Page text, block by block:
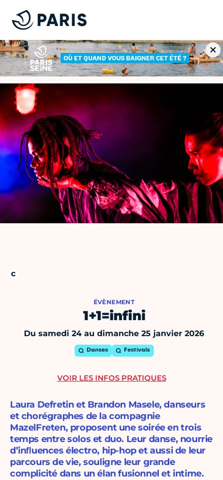
ÉVÈNEMENT
1+1=infini
Du samedi 24 au dimanche 25 janvier 2026
Danses Festivals
Laura Defretin et Brandon Masele, danseurs
et chorégraphes de la compagnie
MazelFreten, proposent une soirée en trois
temps entre solos et duo. Leur danse, nourrie
d’inﬂuences électro, hip-hop et aussi de leur
parcours de vie, souligne leur grande
complicité dans un élan fusionnel et intime.
VOIR LES INFOS PRATIQUES